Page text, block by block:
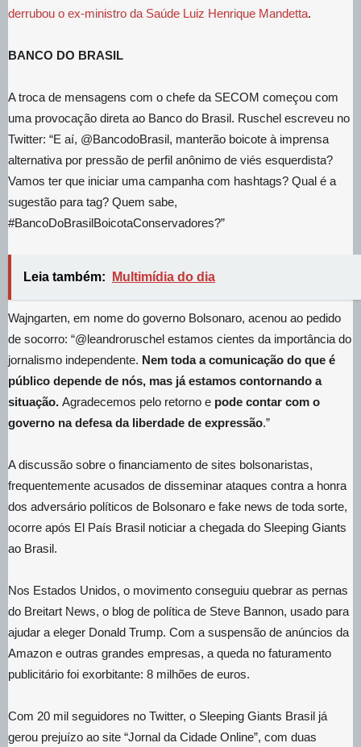
derrubou o ex-ministro da Saúde Luiz Henrique Mandetta.
BANCO DO BRASIL
A troca de mensagens com o chefe da SECOM começou com
uma provocação direta ao Banco do Brasil. Ruschel escreveu no
Twitter: “E aí, @BancodoBrasil, manterão boicote à imprensa
alternativa por pressão de perfil anônimo de viés esquerdista?
Vamos ter que iniciar uma campanha com hashtags? Qual é a
sugestão para tag? Quem sabe,
#BancoDoBrasilBoicotaConservadores?”
Leia também: Multimídia do dia
Wajngarten, em nome do governo Bolsonaro, acenou ao pedido
de socorro: “@leandroruschel estamos cientes da importância do
jornalismo independente. Nem toda a comunicação do que é
público depende de nós, mas já estamos contornando a
situação. Agradecemos pelo retorno e pode contar com o
governo na defesa da liberdade de expressão.”
A discussão sobre o financiamento de sites bolsonaristas,
frequentemente acusados de disseminar ataques contra a honra
dos adversário políticos de Bolsonaro e fake news de toda sorte,
ocorre após El País Brasil noticiar a chegada do Sleeping Giants
ao Brasil.
Nos Estados Unidos, o movimento conseguiu quebrar as pernas
do Breitart News, o blog de política de Steve Bannon, usado para
ajudar a eleger Donald Trump. Com a suspensão de anúncios da
Amazon e outras grandes empresas, a queda no faturamento
publicitário foi exorbitante: 8 milhões de euros.
Com 20 mil seguidores no Twitter, o Sleeping Giants Brasil já
gerou prejuízo ao site “Jornal da Cidade Online”, com duas